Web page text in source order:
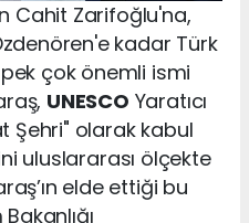
Cahit Zarifoğlu'na,
kadar Türk
çok önemli ismi
UNESCO Yaratıcı
Şehri" olarak kabul
uluslararası ölçekte
elde ettiği bu